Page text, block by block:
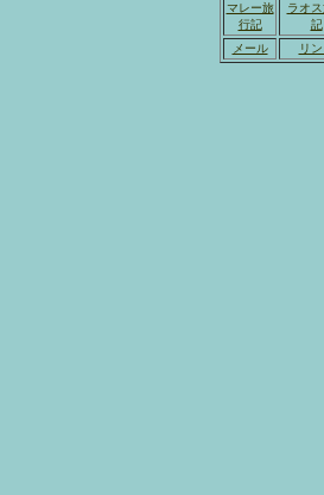
マレー旅
行記
ラオ
記
メール
リ